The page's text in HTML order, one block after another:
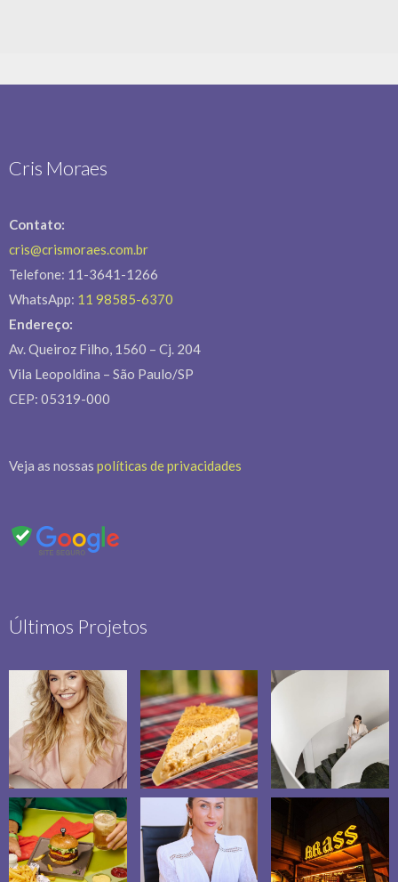
Cris Moraes
Contato:
cris@crismoraes.com.br
Telefone: 11-3641-1266
WhatsApp: 11 98585-6370
Endereço:
Av. Queiroz Filho, 1560 – Cj. 204
Vila Leopoldina – São Paulo/SP
CEP: 05319-000
Veja as nossas políticas de privacidades
Últimos Projetos